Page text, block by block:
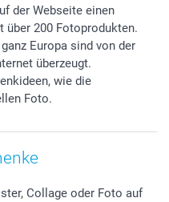
der Webseite einen
über 200 Fotoprodukten.
Europa sind von der
überzeugt.
wie die
Foto.
Collage oder Foto auf